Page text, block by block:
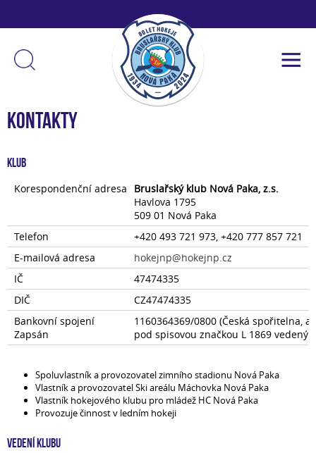
Kontakty
Klub
Korespondenční adresa
Bruslařský klub Nová Paka, z.s.
Havlova 1795
509 01 Nová Paka
Telefon
+420 493 721 973, +420 777 857 721
E-mailová adresa
hokejnp@hokejnp.cz
IČ
47474335
DIČ
CZ47474335
Bankovní spojení
Zapsán
1160364369/0800 (Česká spořitelna,
pod spisovou značkou L 1869 vedený
Spoluvlastník a provozovatel zimního stadionu Nová Paka
Vlastník a provozovatel Ski areálu Máchovka Nová Paka
Vlastník hokejového klubu pro mládež HC Nová Paka
Provozuje činnost v ledním hokeji
Vedení klubu